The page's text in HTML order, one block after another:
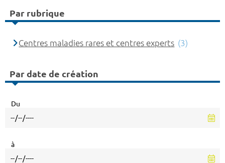
Par rubrique
Centres maladies rares et centres experts (3)
Par date de création
Du
à